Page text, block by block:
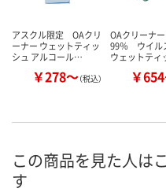
アスクル限定 OAクリ
ーナー ウェットティッ
シュ アルコール…
￥278～（税込）
OAクリーナ
99％ ウイル
ウェットテ
￥
この商品を見た人は
す